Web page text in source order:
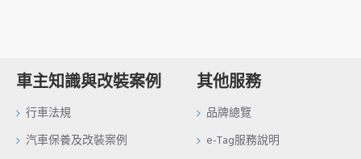
車主知識與改裝案例
行車法規
汽車保養及改裝案例
其他服務
品牌總覽
e-Tag服務說明